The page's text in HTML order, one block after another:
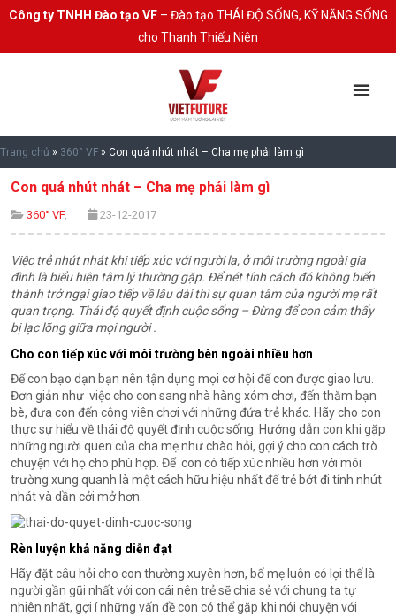
Công ty TNHH Đào tạo VF– Đào tạo THÁI ĐỘ SỐNG, KỸ NĂNG SỐNG
cho Thanh Thiếu Niên
Trang chủ » 360° VF » Con quá nhút nhát – Cha mẹ phải làm gì
Con quá nhút nhát – Cha mẹ phải làm gì
360° VF, 23-12-2017
Việc trẻ nhút nhát khi tiếp xúc với người lạ, ở môi trường ngoài gia
đình là biểu hiện tâm lý thường gặp. Để nét tính cách đó không biến
thành trở ngại giao tiếp về lâu dài thì sự quan tâm của người mẹ rất
quan trọng. Thái độ quyết định cuộc sống – Đừng để con cảm thấy
bị lạc lõng giữa mọi người .
Cho con tiếp xúc với môi trường bên ngoài nhiều hơn
Để con bạo dạn bạn nên tận dụng mọi cơ hội để con được giao lưu.
Đơn giản như việc cho con sang nhà hàng xóm chơi, đến thăm bạn
bè, đưa con đến công viên chơi với những đứa trẻ khác. Hãy cho con
thực sự hiểu về thái độ quyết định cuộc sống. Hướng dẫn con khi gặp
những người quen của cha mẹ như chào hỏi, gợi ý cho con cách trò
chuyện với họ cho phù hợp. Để con có tiếp xúc nhiều hơn với môi
trường xung quanh là một cách hữu hiệu nhất để trẻ bớt đi tính nhút
nhát và dần cởi mở hơn.
Rèn luyện khả năng diễn đạt
Hãy đặt câu hỏi cho con thường xuyên hơn, bố mẹ luôn có lợi thế là
người gần gũi nhất với con cái nên trẻ sẽ chia sẻ với chung ta tự
nhiên nhất, gợi í những vấn đề con có thể gặp khi nói chuyện với